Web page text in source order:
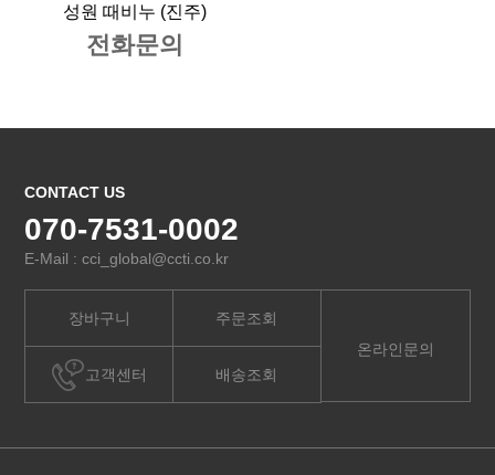
성원 때비누 (진주)
전화문의
CONTACT US
070-7531-0002
E-Mail : cci_global@ccti.co.kr
장바구니
고객센터
주문조회
배송조회
온라인문의